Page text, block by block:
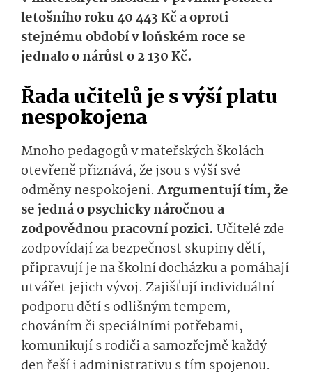
letošního roku 40 443 Kč a oproti
stejnému období v loňském roce se
jednalo o nárůst o 2 130 Kč.
Řada učitelů je s výší platu
nespokojena
Mnoho pedagogů v mateřských školách
otevřeně přiznává, že jsou s výší své
odměny nespokojeni. Argumentují tím, že
se jedná o psychicky náročnou a
zodpovědnou pracovní pozici. Učitelé zde
zodpovídají za bezpečnost skupiny dětí,
připravují je na školní docházku a pomáhají
utvářet jejich vývoj. Zajišťují individuální
podporu dětí s odlišným tempem,
chováním či speciálními potřebami,
komunikují s rodiči a samozřejmě každý
den řeší i administrativu s tím spojenou.